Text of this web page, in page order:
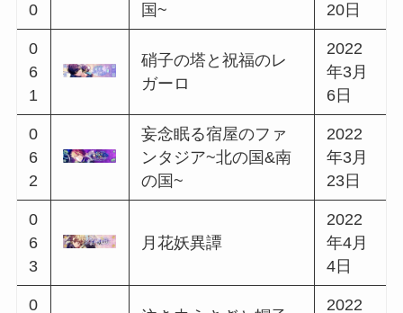
5
1
彷徨う夜に導きをか
ざして
2021
年9月
22日
5
2
プソディ~南の国&東
の国~
2021
年10
月3日
0
5
3
の悪戯を
2021
年10
月23
日
0
2021